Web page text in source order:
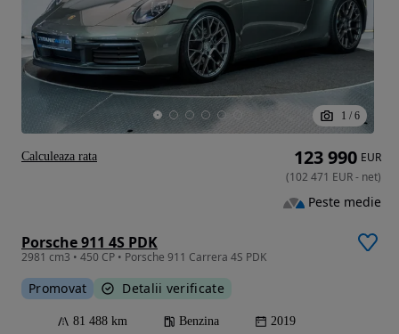
1 / 6
Porsche 911 4S PDK
2981 cm3 • 450 CP • Porsche 911 Carrera 4S PDK
Promovat Detalii verificate
81 488 km Benzina 2019
123 990 EUR
(102 471 EUR- net)
Peste medie
Calculeaza rata